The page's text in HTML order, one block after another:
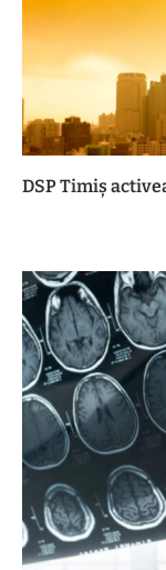
DSP Timiș